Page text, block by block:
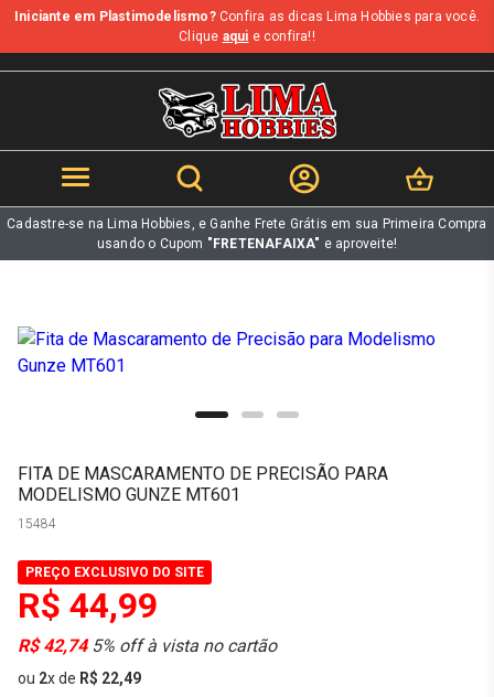
b
Iniciante em Plastimodelismo?Confira as dicas Lima Hobbies para você.
Clique aqui e confira!!
Cadastre-se na Lima Hobbies, e Ganhe Frete Grátis em sua Primeira Compra
usando o Cupom "FRETENAFAIXA" e aproveite!
FITA DE MASCARAMENTO DE PRECISÃO PARA
MODELISMO GUNZE MT601
15484
PREÇO EXCLUSIVO DO SITE
R$ 44,99
R$ 42,745% off à vista no cartão
ou 2xde R$ 22,49